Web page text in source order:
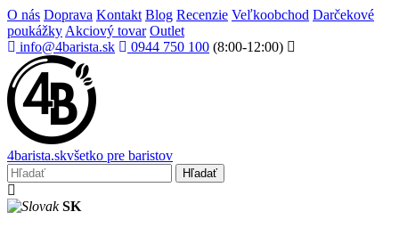
O nás Doprava Kontakt Blog Recenzie Veľkoobchod Darčekové
poukážky Akciový tovar Outlet
info@4barista.sk
0944 750 100 (8:00-12:00)
4barista.skvšetko pre baristov
Hľadať
SK